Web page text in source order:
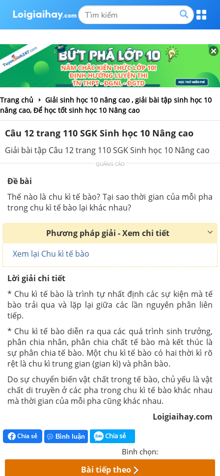
Trang chủ
Giải sinh học 10 nâng cao , giải bài tập sinh học 10
nâng cao, Để học tốt sinh học 10 Nâng cao
Câu 12 trang 110 SGK Sinh học 10 Nâng cao
Giải bài tập Câu 12 trang 110 SGK Sinh học 10 Nâng cao
QUẢNG CÁO
Đề bài
Thế nào là chu kì tế bào? Tại sao thời gian của mỗi pha
trong chu kì tế bào lại khác nhau?
Phương pháp giải - Xem chi tiết
Xem lại Chu kì tế bào
Lời giải chi tiết
* Chu kì tế bào là trình tự nhất định các sự kiện mà tế
bào trải qua và lặp lại giữa các lần nguyên phân liên
tiếp.
* Chu kì tế bào diễn ra qua các quá trình sinh trưởng,
phân chia nhân, phân chia chất tế bào mà kết thúc là
sự phân chia tế bào. Một chu kì tế bào có hai thời kì rõ
rệt là chu kì trung gian (gian kì) và phân bào.
Do sự chuyển biến vật chất trong tế bào, chủ yếu là vật
chất di truyền ở các pha trong chu kì tế bào khác nhau
mà thời gian của mỗi pha cũng khác nhau.
Loigiaihay.com
Chia sẻ Bình luận Chia sẻ
Bình chọn:
Bài tiếp theo